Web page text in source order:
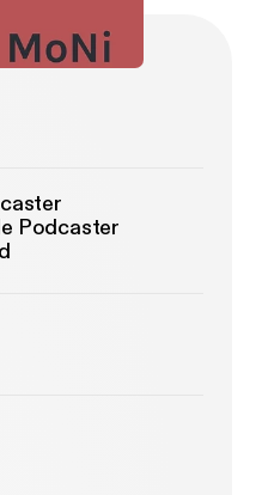
Podcaster